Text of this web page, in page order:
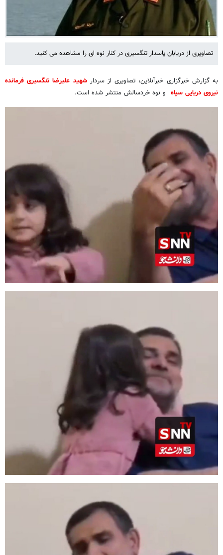
تصاویری از دریابان پاسدار تنگسیری در کنار نوه ای را مشاهده می کنید.
به گزارش خبرگزاری خبرآنلاین، تصاویری از سردار شهید علیرضا تنگسیری فرمانده
نیروی دریایی سپاه و نوه خردسالش منتشر شده است.